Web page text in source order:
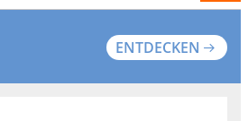
ENTDECKEN